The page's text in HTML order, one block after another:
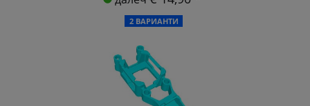
2 ВАРИАНТИ